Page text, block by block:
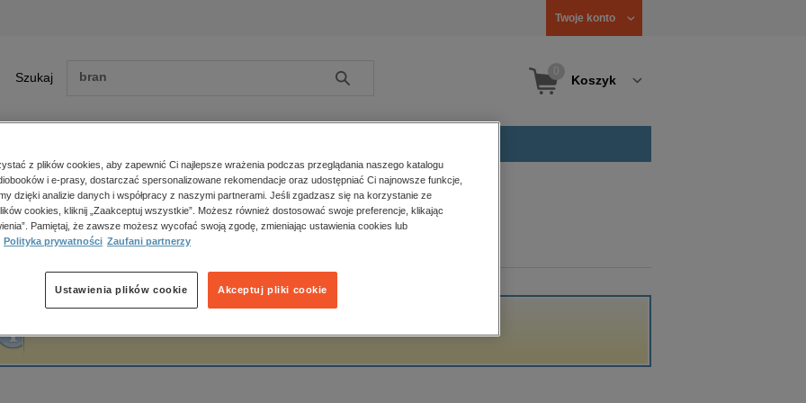
Twoje konto
Szukaj Szukaj Koszyk
Zobacz wszystkie E-prasa
polityka, społeczno-informacyjne
psychologiczne
popularno-naukowe
historia
główna Znak
z plików cookies, aby zapewnić Ci najlepsze wrażenia podczas przeglądania naszego katalogu
i e-prasy, dostarczać spersonalizowane rekomendacje oraz udostępniać Ci najnowsze funkcje,
dzięki analizie danych i współpracy z naszymi partnerami. Jeśli zgadzasz się na korzystanie ze
cookies, kliknij „Zaakceptuj wszystkie”. Możesz również dostosować swoje preferencje, klikając
Pamiętaj, że zawsze możesz wycofać swoją zgodę, zmieniając ustawienia cookies lub
Polityka prywatności Zaufani partnerzy
Akceptuj pliki cookie
Ustawienia plików cookie